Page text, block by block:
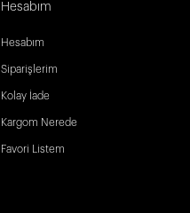
Hesabım
Hesabım
Siparişlerim
Kolay İade
Kargom Nerede
Favori Listem